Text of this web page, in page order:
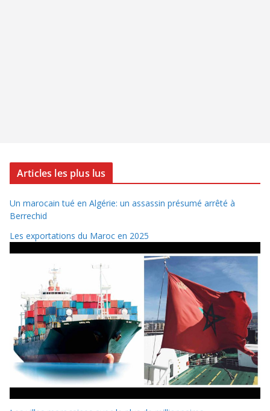
Articles les plus lus
Un marocain tué en Algérie: un assassin présumé arrêté à
Berrechid
Les exportations du Maroc en 2025